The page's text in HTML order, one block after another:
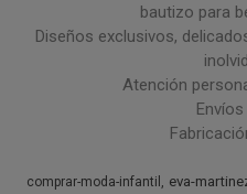
bautizo para
Diseños exclusivos,
Atención
comprar-moda-infantil eva-